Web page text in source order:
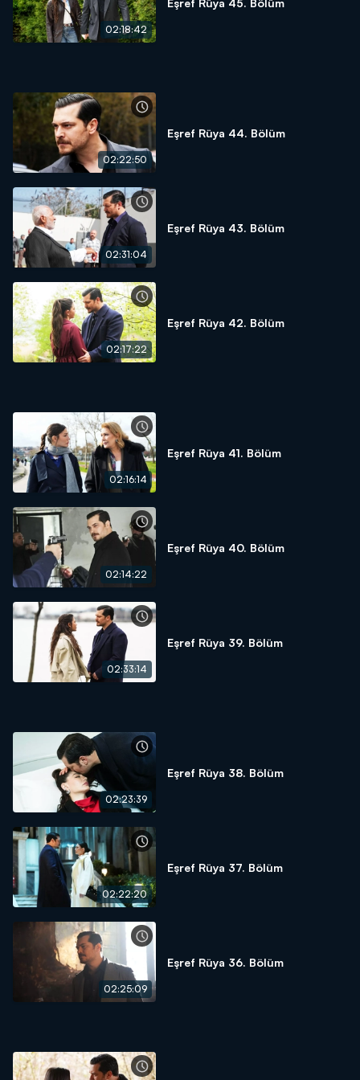
02:18:42
02:22:50
Eşref Rüya 44. Bölüm
02:31:04
Eşref Rüya 43. Bölüm
02:17:22
Eşref Rüya 42. Bölüm
02:16:14
Eşref Rüya 41. Bölüm
02:14:22
Eşref Rüya 40. Bölüm
02:33:14
Eşref Rüya 39. Bölüm
02:23:39
Eşref Rüya 38. Bölüm
02:22:20
Eşref Rüya 37. Bölüm
02:25:09
Eşref Rüya 36. Bölüm